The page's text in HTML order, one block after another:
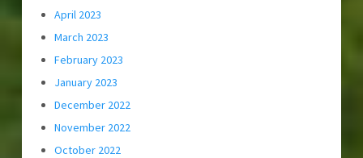
April 2023
March 2023
February 2023
January 2023
December 2022
November 2022
October 2022